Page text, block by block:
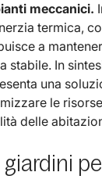
meccanici.
termica,
a
stabile. In
una
le
delle